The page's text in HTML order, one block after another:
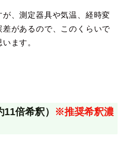
が、測定器具や気温、経時変
があるので、このくらいで
ます。
倍希釈） ※推奨希釈濃